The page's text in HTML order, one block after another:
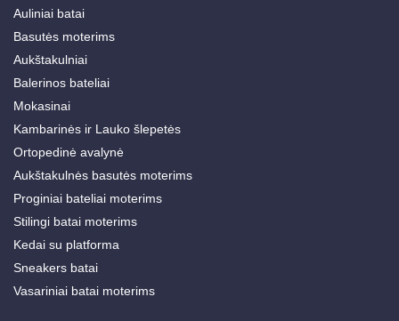
Auliniai batai
Basutės moterims
Aukštakulniai
Balerinos bateliai
Mokasinai
Kambarinės ir Lauko šlepetės
Ortopedinė avalynė
Aukštakulnės basutės moterims
Proginiai bateliai moterims
Stilingi batai moterims
Kedai su platforma
Sneakers batai
Vasariniai batai moterims